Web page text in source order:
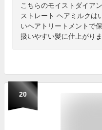
こちらのモイストダイア
ストレート ヘアミルクは
いヘアトリートメントで
扱いやすい髪に仕上がり
20